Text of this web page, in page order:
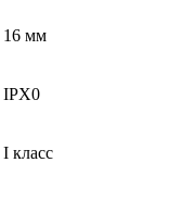
16 мм
IPX0
I класс